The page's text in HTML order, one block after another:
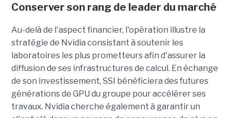
Conserver son rang de leader du marché
Au-delà de l'aspect financier, l'opération illustre la
stratégie de Nvidia consistant à soutenir les
laboratoires les plus prometteurs afin d'assurer la
diffusion de ses infrastructures de calcul. En échange
de son investissement, SSI bénéficiera des futures
générations de GPU du groupe pour accélérer ses
travaux. Nvidia cherche également à garantir un